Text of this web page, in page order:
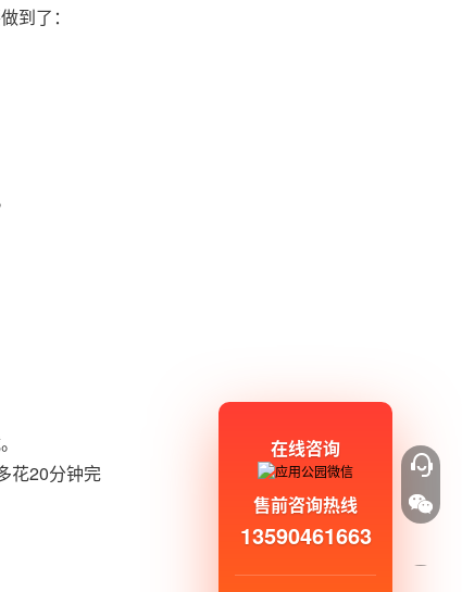
到了：
花20分钟完
在线咨询
售前咨询热线
13590461663